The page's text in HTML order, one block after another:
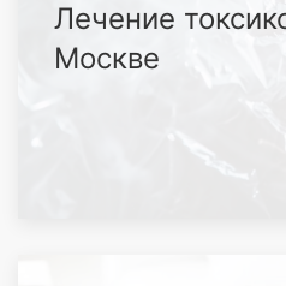
Лечение
Москве